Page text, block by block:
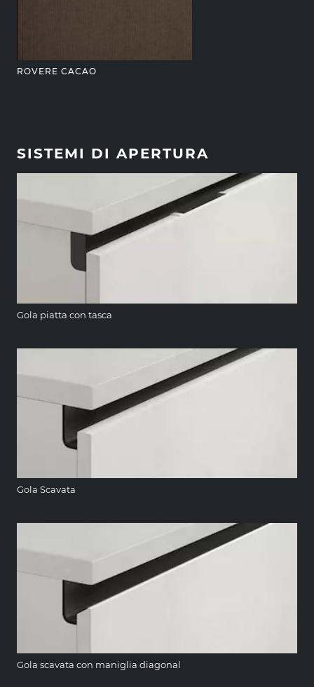
ROVERE CACAO
SISTEMI DI APERTURA
Gola piatta con tasca
Gola Scavata
Gola scavata con maniglia diagonal